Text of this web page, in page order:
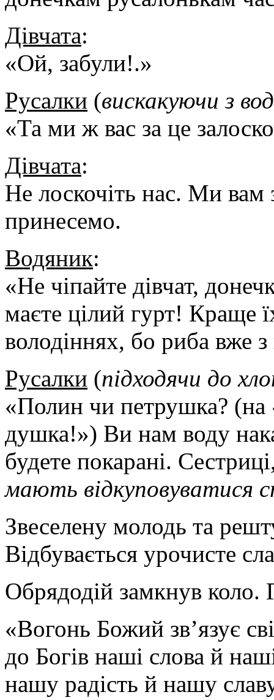
Дівчата:
«Ой, забули!.»
Русалки (вискакуючи з
«Та ми ж вас за це
Дівчата:
Не лоскочіть нас. Ми вам
принесемо.
Водяник:
«Не чіпайте дівчат,
маєте цілий гурт! Краще
володіннях, бо риба вже
Русалки (підходячи до
«Полин чи петрушка? (на
душка!») Ви нам воду
будете покарані.
мають відкуповуватися
Звеселену молодь та
Відбувається урочисте
Обрядодій замкнув коло.
«Вогонь Божий зв’язує
до Богів наші слова й
нашу радість й нашу